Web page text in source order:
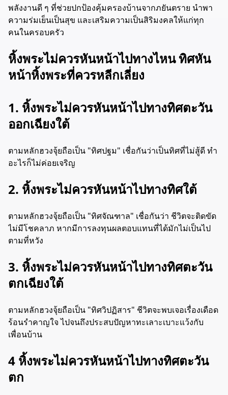
พลังงานดี ๆ ที่ช่วยปกป้องคุ้มครองบ้านจากภยันตราย นำพา
ความร่มเย็นเป็นสุข และเสริมความเป็นสิริมงคลให้แก่ทุก
คนในครอบครัว
หิ้งพระไม่ควรหันหน้าไปทางไหน ทิศหัน
หน้าหิ้งพระที่ควรหลีกเลี่ยง
1. หิ้งพระไม่ควรหันหน้าไปทางทิศตะวัน
ออกเฉียงใต้
ตามหลักฮวงจุ้ยถือเป็น "ทิศปฐม" เชื่อกันว่าเป็นทิศที่ไม่สู้ดี ทำ
อะไรก็ไม่ค่อยเจริญ
2. หิ้งพระไม่ควรหันหน้าไปทางทิศใต้
ตามหลักฮวงจุ้ยถือเป็น "ทิศจัณฑาล" เชื่อกันว่า ชีวิตจะติดขัด
ไม่มีโชคลาภ หากมีการลงทุนผลตอบแทนที่ได้มักไม่เป็นไป
ตามที่หวัง
3. หิ้งพระไม่ควรหันหน้าไปทางทิศตะวัน
ตกเฉียงใต้
ตามหลักฮวงจุ้ยถือเป็น "ทิศวิปฏิสาร" ชีวิตจะพบเจอเรื่องเดือด
ร้อนรำคาญใจ ไปจนถึงประสบปัญหาทะเลาะเบาะแว้งกับ
เพื่อนบ้าน
4 หิ้งพระไม่ควรหันหน้าไปทางทิศตะวัน
ตก